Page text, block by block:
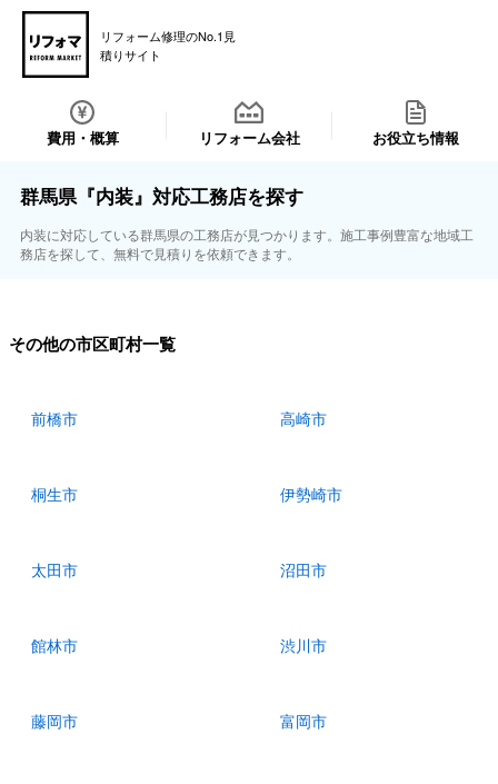
リフォーム修理のNo.1見
積りサイト
費用・概算 リフォーム会社 お役立ち情報
群馬県『内装』対応工務店を探す
内装に対応している群馬県の工務店が見つかります。施工事例豊富な地域工
務店を探して、無料で見積りを依頼できます。
その他の市区町村一覧
前橋市 高崎市
桐生市 伊勢崎市
太田市 沼田市
館林市 渋川市
藤岡市 富岡市